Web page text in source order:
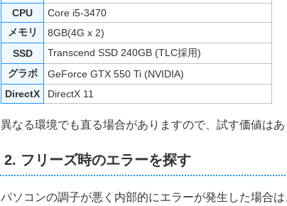
CPU
Core i5-3470
メモリ
8GB(4G x 2)
SSD
Transcend SSD 240GB (TLC採用)
グラボ
GeForce GTX 550 Ti (NVIDIA)
DirectX
DirectX 11
異なる環境でも直る場合がありますので、試す価値はあ
2. フリーズ時のエラーを探す
パソコンの調子が悪く内部的にエラーが発生した場合